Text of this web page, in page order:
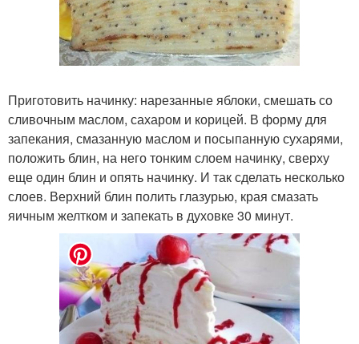
Приготовить начинку: нарезанные яблоки, смешать со
сливочным маслом, сахаром и корицей. В форму для
запекания, смазанную маслом и посыпанную сухарями,
положить блин, на него тонким слоем начинку, сверху
еще один блин и опять начинку. И так сделать несколько
слоев. Верхний блин полить глазурью, края смазать
яичным желтком и запекать в духовке 30 минут.